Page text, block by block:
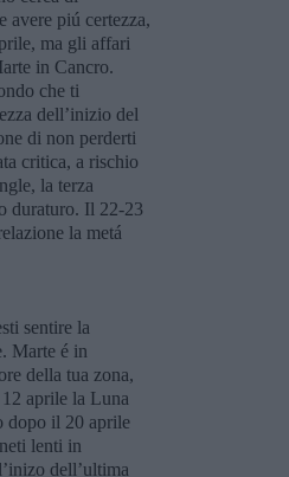
avere piú certezza,
ma gli affari
in Cancro.
che ti
dell’inizio del
di non perderti
critica, a rischio
la terza
duraturo. Il 22-23
la metá
sentire la
Marte é in
della tua zona,
aprile la Luna
dopo il 20 aprile
lenti in
dell’ultima